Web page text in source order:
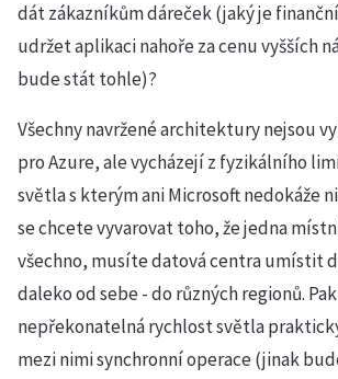
dát zákazníkům dáreček (jaký je
udržet aplikaci nahoře za cenu vyšších
bude stát tohle)?
Všechny navržené architektury nejsou
pro Azure, ale vycházejí z fyzikálního
světla s kterým ani Microsoft nedokáže
se chcete vyvarovat toho, že jedna
všechno, musíte datová centra umístit
daleko od sebe - do různých regionů.
nepřekonatelná rychlost světla
mezi nimi synchronní operace (jinak